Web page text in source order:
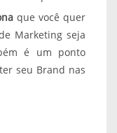
que você quer
Marketing seja
é um ponto
seu Brand nas